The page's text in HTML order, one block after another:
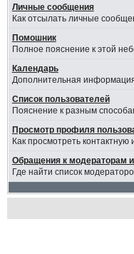
Личные сообщения
Как отсылать личные
Помошник
Полное пояснение к этой
Календарь
Дополнительная
Список пользователей
Пояснение к разным
Просмотр профиля
Как просмотреть
Обращения к модераторам
Где найти список